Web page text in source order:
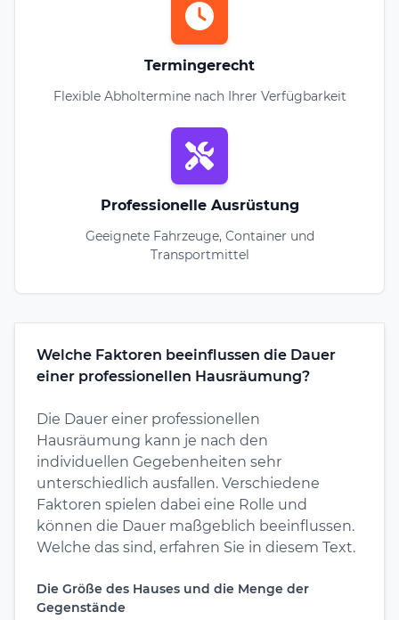
Termingerecht
Flexible Abholtermine nach Ihrer Verfügbarkeit
Professionelle Ausrüstung
Geeignete Fahrzeuge, Container und
Transportmittel
Welche Faktoren beeinflussen die Dauer
einer professionellen Hausräumung?
Die Dauer einer professionellen
Hausräumung kann je nach den
individuellen Gegebenheiten sehr
unterschiedlich ausfallen. Verschiedene
Faktoren spielen dabei eine Rolle und
können die Dauer maßgeblich beeinflussen.
Welche das sind, erfahren Sie in diesem Text.
Die Größe des Hauses und die Menge der
Gegenstände